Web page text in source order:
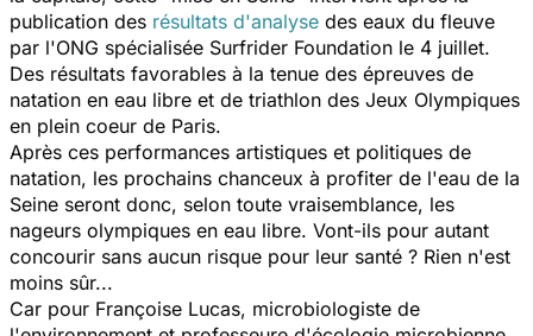
publication des résultats d'analyse des eaux du fleuve
par l'ONG spécialisée Surfrider Foundation le 4 juillet.
Des résultats favorables à la tenue des épreuves de
natation en eau libre et de triathlon des Jeux Olympiques
en plein coeur de Paris.
Après ces performances artistiques et politiques de
natation, les prochains chanceux à profiter de l'eau de la
Seine seront donc, selon toute vraisemblance, les
nageurs olympiques en eau libre. Vont-ils pour autant
concourir sans aucun risque pour leur santé ? Rien n'est
moins sûr...
Car pour Françoise Lucas, microbiologiste de